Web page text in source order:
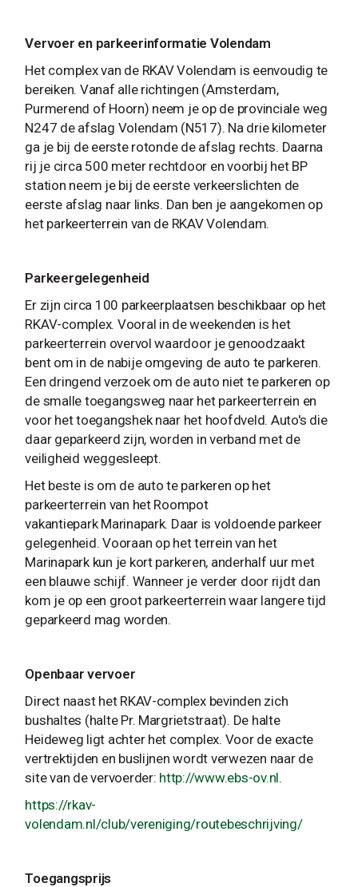
Vervoer en parkeerinformatie Volendam
Het complex van de RKAV Volendam is eenvoudig te
bereiken. Vanaf alle richtingen (Amsterdam,
Purmerend of Hoorn) neem je op de provinciale weg
N247 de afslag Volendam (N517). Na drie kilometer
ga je bij de eerste rotonde de afslag rechts. Daarna
rij je circa 500 meter rechtdoor en voorbij het BP
station neem je bij de eerste verkeerslichten de
eerste afslag naar links. Dan ben je aangekomen op
het parkeerterrein van de RKAV Volendam.
Parkeergelegenheid
Er zijn circa 100 parkeerplaatsen beschikbaar op het
RKAV-complex. Vooral in de weekenden is het
parkeerterrein overvol waardoor je genoodzaakt
bent om in de nabije omgeving de auto te parkeren.
Een dringend verzoek om de auto niet te parkeren op
de smalle toegangsweg naar het parkeerterrein en
voor het toegangshek naar het hoofdveld. Auto's die
daar geparkeerd zijn, worden in verband met de
veiligheid weggesleept.
Het beste is om de auto te parkeren op het
parkeerterrein van het Roompot
vakantiepark Marinapark. Daar is voldoende parkeer
gelegenheid. Vooraan op het terrein van het
Marinapark kun je kort parkeren, anderhalf uur met
een blauwe schijf. Wanneer je verder door rijdt dan
kom je op een groot parkeerterrein waar langere tijd
geparkeerd mag worden.
Openbaar vervoer
Direct naast het RKAV-complex bevinden zich
bushaltes (halte Pr. Margrietstraat). De halte
Heideweg ligt achter het complex. Voor de exacte
vertrektijden en buslijnen wordt verwezen naar de
site van de vervoerder: http://www.ebs-ov.nl.
https://rkav-
volendam.nl/club/vereniging/routebeschrijving/
Toegangsprijs